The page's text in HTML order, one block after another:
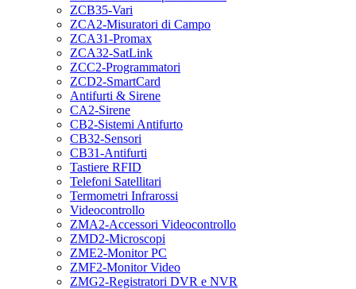
ZCB35-Vari
ZCA2-Misuratori di Campo
ZCA31-Promax
ZCA32-SatLink
ZCC2-Programmatori
ZCD2-SmartCard
Antifurti & Sirene
CA2-Sirene
CB2-Sistemi Antifurto
CB32-Sensori
CB31-Antifurti
Tastiere RFID
Telefoni Satellitari
Termometri Infrarossi
Videocontrollo
ZMA2-Accessori Videocontrollo
ZMD2-Microscopi
ZME2-Monitor PC
ZMF2-Monitor Video
ZMG2-Registratori DVR e NVR